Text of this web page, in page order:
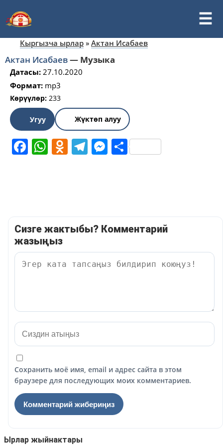
Кыргызча ырлар » Актан Исабаев
Актан Исабаев— Музыка
Датасы: 27.10.2020
Формат: mp3
Көрүүлөр: 233
Угуу Жүктөп алуу
Facebook
WhatsApp
Odnoklassniki
Telegram
Messenger
Share
Сизге жактыбы? Комментарий
жазыңыз
Сохранить моё имя, email и адрес сайта в этом
браузере для последующих моих комментариев.
Ырлар жыйнактары